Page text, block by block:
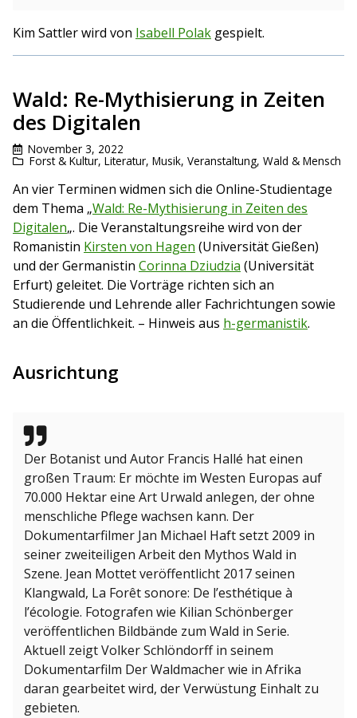
Kim Sattler wird von Isabell Polak gespielt.
Wald: Re-Mythisierung in Zeiten
des Digitalen
November 3, 2022
Forst & Kultur, Literatur, Musik, Veranstaltung, Wald & Mensch
An vier Terminen widmen sich die Online-Studientage
dem Thema „Wald: Re-Mythisierung in Zeiten des
Digitalen„. Die Veranstaltungsreihe wird von der
Romanistin Kirsten von Hagen (Universität Gießen)
und der Germanistin Corinna Dziudzia (Universität
Erfurt) geleitet. Die Vorträge richten sich an
Studierende und Lehrende aller Fachrichtungen sowie
an die Öffentlichkeit. – Hinweis aus h-germanistik.
Ausrichtung
Der Botanist und Autor Francis Hallé hat einen
großen Traum: Er möchte im Westen Europas auf
70.000 Hektar eine Art Urwald anlegen, der ohne
menschliche Pflege wachsen kann. Der
Dokumentarfilmer Jan Michael Haft setzt 2009 in
seiner zweiteiligen Arbeit den Mythos Wald in
Szene. Jean Mottet veröffentlicht 2017 seinen
Klangwald, La Forêt sonore: De l’esthétique à
l’écologie. Fotografen wie Kilian Schönberger
veröffentlichen Bildbände zum Wald in Serie.
Aktuell zeigt Volker Schlöndorff in seinem
Dokumentarfilm Der Waldmacher wie in Afrika
daran gearbeitet wird, der Verwüstung Einhalt zu
gebieten.